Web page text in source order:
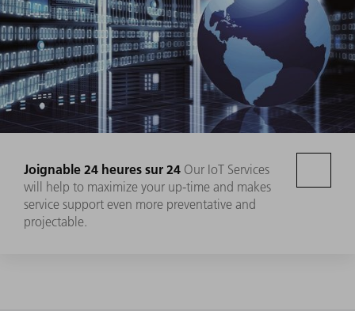
Joignable 24 heures sur 24 Our IoT Services
will help to maximize your up-time and makes
service support even more preventative and
projectable.